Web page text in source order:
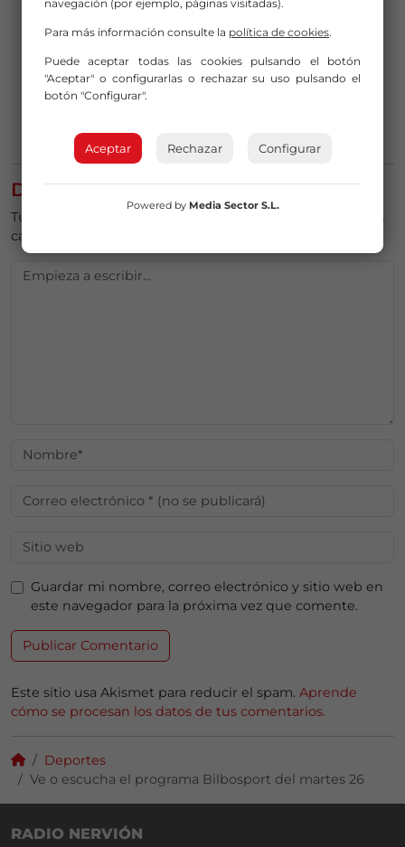
DEJA UN COMENTARIO
Tu dirección de correo electrónico no será publicada.
Los
campos obligatorios están marcados con
Guardar mi nombre, correo electrónico y sitio web en
este navegador para la próxima vez que comente.
Este sitio usa Akismet para reducir el spam. Aprende
cómo se procesan los datos de tus comentarios.
Deportes
Ve o escucha el programa Bilbosport del martes 26
RADIO NERVIÓN
navegación (por ejemplo, páginas visitadas).
Para más información consulte la política de cookies.
Puede aceptar todas las cookies pulsando el botón
"Aceptar" o configurarlas o rechazar su uso pulsando el
botón "Configurar".
Aceptar Rechazar Configurar
Powered by Media Sector S.L.